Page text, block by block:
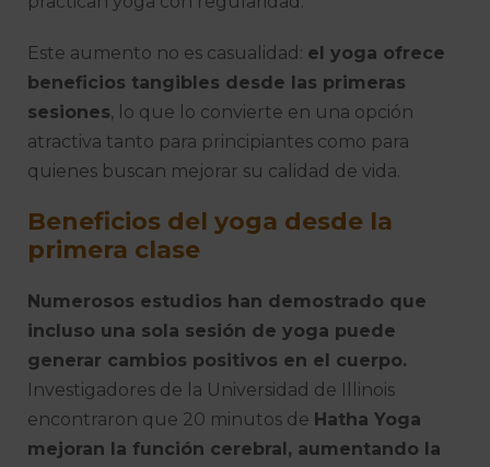
Este aumento no es casualidad: el yoga ofrece
beneficios tangibles desde las primeras
sesiones, lo que lo convierte en una opción
atractiva tanto para principiantes como para
quienes buscan mejorar su calidad de vida.
Beneficios del yoga desde la
primera clase
Numerosos estudios han demostrado que
incluso una sola sesión de yoga puede
generar cambios positivos en el cuerpo.
Investigadores de la Universidad de Illinois
encontraron que 20 minutos de Hatha Yoga
mejoran la función cerebral, aumentando la